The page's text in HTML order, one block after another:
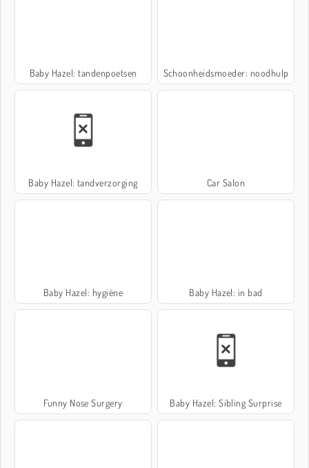
Baby Hazel: tandenpoetsen Schoonheidsmoeder: noodhulp
Baby Hazel: tandverzorging Car Salon
Baby Hazel: hygiëne Baby Hazel: in bad
Funny Nose Surgery Baby Hazel: Sibling Surprise